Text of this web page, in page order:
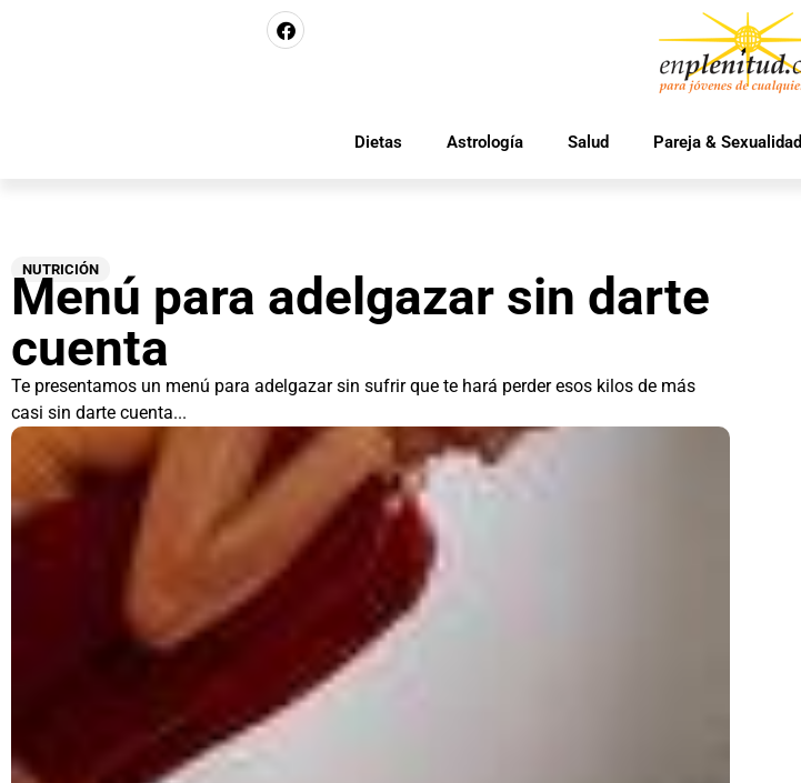
Dietas Astrología Salud Pareja & Sexualidad
NUTRICIÓN
Menú para adelgazar sin darte
cuenta
Te presentamos un menú para adelgazar sin sufrir que te hará perder esos kilos de más
casi sin darte cuenta...